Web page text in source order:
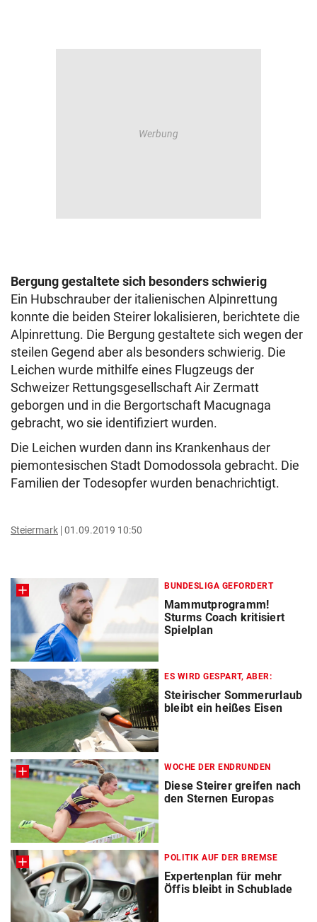
Bergung gestaltete sich besonders schwierig
Ein Hubschrauber der italienischen Alpinrettung
konnte die beiden Steirer lokalisieren, berichtete die
Alpinrettung. Die Bergung gestaltete sich wegen der
steilen Gegend aber als besonders schwierig. Die
Leichen wurde mithilfe eines Flugzeugs der
Schweizer Rettungsgesellschaft Air Zermatt
geborgen und in die Bergortschaft Macugnaga
gebracht, wo sie identifiziert wurden.
Die Leichen wurden dann ins Krankenhaus der
piemontesischen Stadt Domodossola gebracht. Die
Familien der Todesopfer wurden benachrichtigt.
Steiermark 01.09.2019 10:50
BUNDESLIGA GEFORDERT
Mammutprogramm!
Sturms Coach kritisiert
Spielplan
ES WIRD GESPART, ABER:
Steirischer Sommerurlaub
bleibt ein heißes Eisen
WOCHE DER ENDRUNDEN
Diese Steirer greifen nach
den Sternen Europas
POLITIK AUF DER BREMSE
Expertenplan für mehr
Öffis bleibt in Schublade